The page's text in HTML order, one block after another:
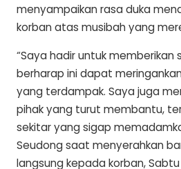
menyampaikan rasa duka
korban atas musibah yang
“Saya hadir untuk memberikan
berharap ini dapat
yang terdampak. Saya juga
pihak yang turut membantu,
sekitar yang sigap
Seudong saat menyerahkan
langsung kepada korban,